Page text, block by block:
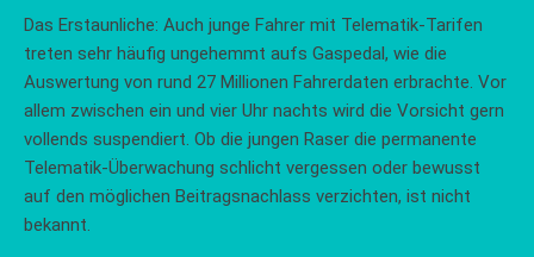
Das Erstaunliche: Auch junge Fahrer mit Telematik-Tarifen
treten sehr häufig ungehemmt aufs Gaspedal, wie die
Auswertung von rund 27 Millionen Fahrerdaten erbrachte. Vor
allem zwischen ein und vier Uhr nachts wird die Vorsicht gern
vollends suspendiert. Ob die jungen Raser die permanente
Telematik-Überwachung schlicht vergessen oder bewusst
auf den möglichen Beitragsnachlass verzichten, ist nicht
bekannt.